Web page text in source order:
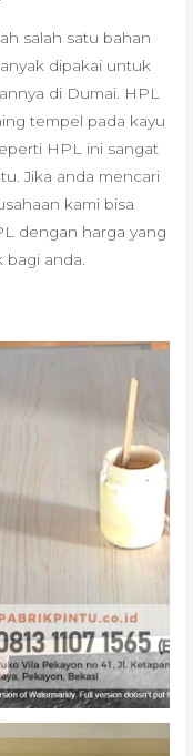
salah satu bahan
dipakai untuk
di Dumai. HPL
tempel pada kayu
HPL ini sangat
Jika anda mencari
kami bisa
dengan harga yang
anda.